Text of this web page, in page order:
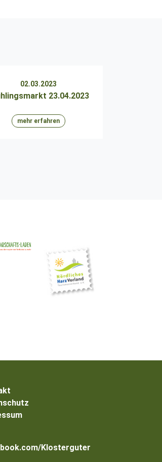
02.03.2023
23.04.2023
mehr erfahren
Klosterguter